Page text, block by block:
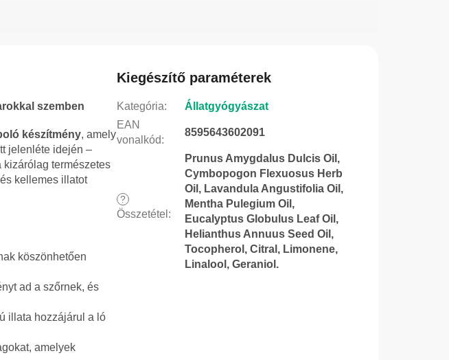
szemben
készítmény, amely
jelenléte idején –
természetes
kellemes illatot
köszönhetően
ad a szőrnek, és
illata hozzájárul a ló
amelyek
Kiegészítő paraméterek
Kategória:
Állatgyógyászat
EAN
vonalkód:
8595643602091
?
Összetétel :
Prunus Amygdalus Dulcis Oil,
Cymbopogon Flexuosus Herb
Oil, Lavandula Angustifolia Oil,
Mentha Pulegium Oil,
Eucalyptus Globulus Leaf Oil,
Helianthus Annuus Seed Oil,
Tocopherol, Citral, Limonene,
Linalool, Geraniol.